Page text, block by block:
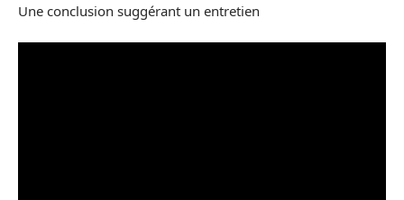
Une conclusion suggérant un entretien